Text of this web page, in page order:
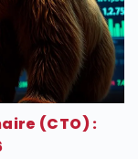
(CTO) :